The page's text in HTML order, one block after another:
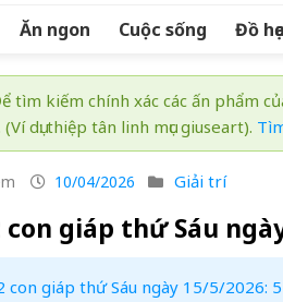
Ăn ngon Cuộc sống Đồ
tìm kiếm chính xác các ấn phẩm
dụ: thiệp tân linh mục giuseart).
10/04/2026 Giải trí
con giáp thứ Sáu
con giáp thứ Sáu ngày 15/5/2026: